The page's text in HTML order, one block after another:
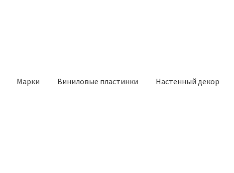
Марки Виниловые пластинки Настенный декор